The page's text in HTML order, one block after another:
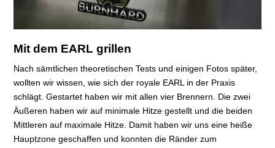
Mit dem EARL grillen
Nach sämtlichen theoretischen Tests und einigen Fotos später,
wollten wir wissen, wie sich der royale EARL in der Praxis
schlägt. Gestartet haben wir mit allen vier Brennern. Die zwei
Äußeren haben wir auf minimale Hitze gestellt und die beiden
Mittleren auf maximale Hitze. Damit haben wir uns eine heiße
Hauptzone geschaffen und konnten die Ränder zum